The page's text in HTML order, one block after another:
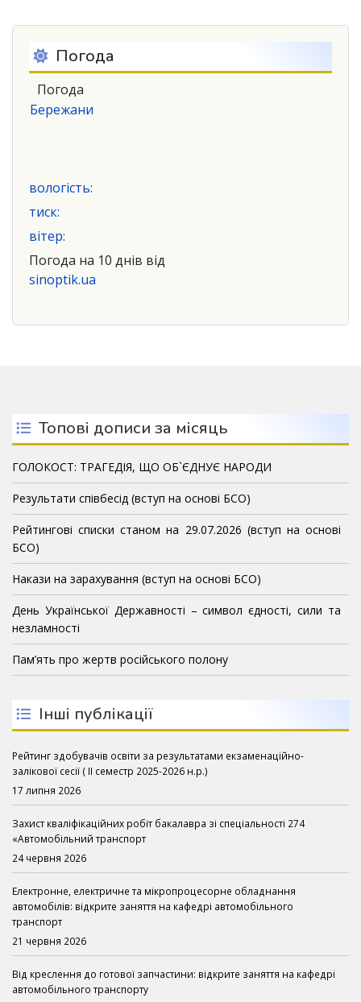
Погода
Погода
Бережани
вологість:
тиск:
вітер:
Погода на 10 днів від
sinoptik.ua
Топові дописи за місяць
ГОЛОКОСТ: ТРАГЕДІЯ, ЩО ОБ`ЄДНУЄ НАРОДИ
Результати співбесід (вступ на основі БСО)
Рейтингові списки станом на 29.07.2026 (вступ на основі
БСО)
Накази на зарахування (вступ на основі БСО)
День Української Державності – символ єдності, сили та
незламності
Пам’ять про жертв російського полону
Інші публікації
Рейтинг здобувачів освіти за результатами екзаменаційно-
залікової сесії ( ІІ семестр 2025-2026 н.р.)
17 липня 2026
Захист кваліфікаційних робіт бакалавра зі спеціальності 274
«Автомобільний транспорт
24 червня 2026
Електронне, електричне та мікропроцесорне обладнання
автомобілів: відкрите заняття на кафедрі автомобільного
транспорт
21 червня 2026
Від креслення до готової запчастини: відкрите заняття на кафедрі
автомобільного транспорту